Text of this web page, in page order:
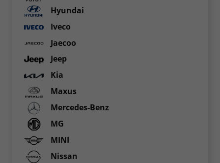
Hyundai
Iveco
Jaecoo
Jeep
Kia
Maxus
Mercedes-Benz
MG
MINI
Nissan